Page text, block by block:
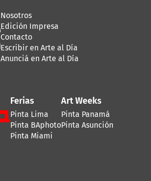
Nosotros
Edición Impresa
Contacto
Escribir en Arte al Día
Anunciá en Arte al Día
Ferias
Pinta Lima
Pinta BAphoto
Pinta Miami
Art Weeks
Pinta Panamá
Pinta Asunción